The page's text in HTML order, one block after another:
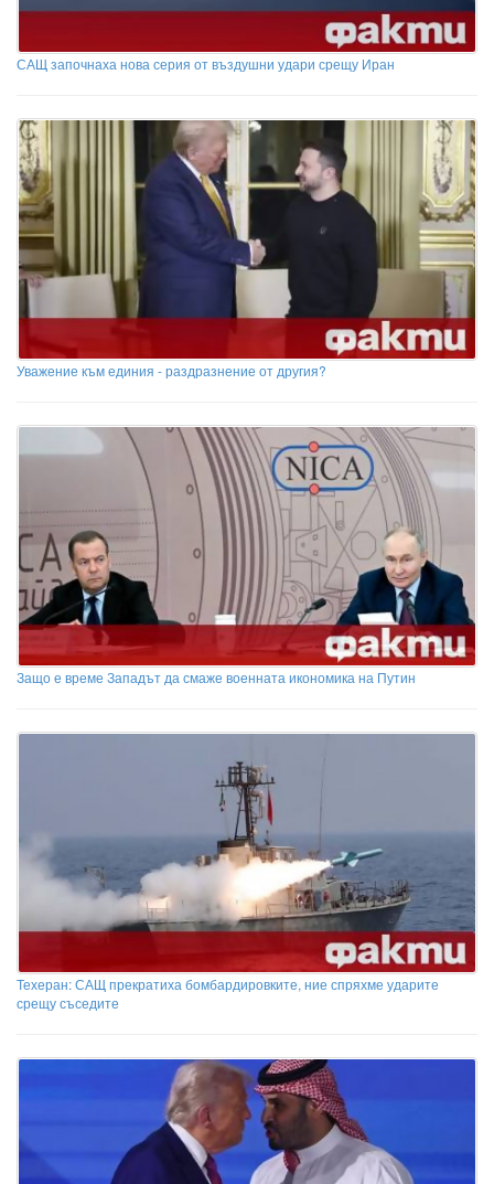
САЩ започнаха нова серия от въздушни удари срещу Иран
Уважение към единия - раздразнение от другия?
Защо е време Западът да смаже военната икономика на Путин
Техеран: САЩ прекратиха бомбардировките, ние спряхме ударите
срещу съседите